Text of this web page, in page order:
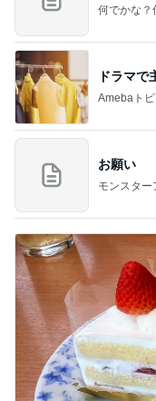
何でかな？
ドラマで
Amebaト
お願い
モンスタ